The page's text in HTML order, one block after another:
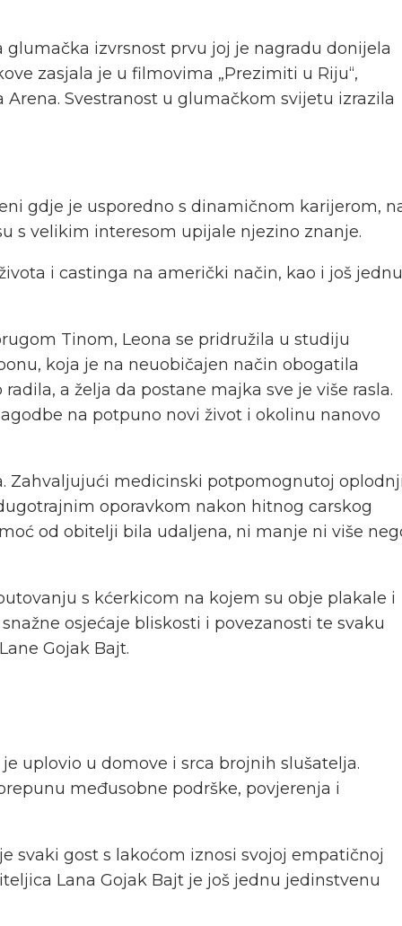
glumačka izvrsnost prvu joj je nagradu donijela
zasjala je u filmovima „Prezimiti u Riju“,
Arena. Svestranost u glumačkom svijetu izrazila
gdje je usporedno s dinamičnom karijerom,
s velikim interesom upijale njezino znanje.
i castinga na američki način, kao i još jednu
Tinom, Leona se pridružila u studiju
koja je na neuobičajen način obogatila
a želja da postane majka sve je više rasla.
na potpuno novi život i okolinu nanovo
Zahvaljujući medicinski potpomognutoj
oporavkom nakon hitnog carskog
od obitelji bila udaljena, ni manje ni više
s kćerkicom na kojem su obje plakale i
osjećaje bliskosti i povezanosti te svaku
Gojak Bajt.
uplovio u domove i srca brojnih slušatelja.
međusobne podrške, povjerenja i
svaki gost s lakoćom iznosi svojoj empatičnoj
Lana Gojak Bajt je još jednu jedinstvenu